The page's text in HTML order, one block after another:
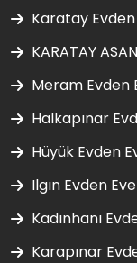
Karatay
KARATAY
Meram Evden
Halkapınar
Hüyük Evden
Ilgın Evden
Kadınhanı
Karapınar